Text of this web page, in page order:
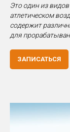
Это один из
атлетическом
содержит
для
ЗАПИСАТЬСЯ